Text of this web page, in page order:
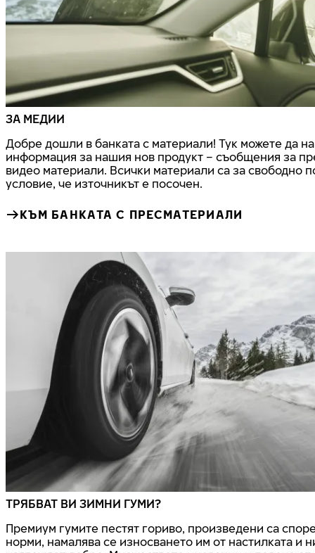
ЗА МЕДИИ
Добре дошли в банката с материали! Тук можете да
информация за нашия нов продукт – съобщения за
видео материали. Всички материали са за свободно
условие, че източникът е посочен.
КЪМ БАНКАТА С ПРЕСМАТЕРИАЛИ
ТРЯБВАТ ВИ ЗИМНИ ГУМИ?
Премиум гумите пестят гориво, произведени са
норми, намалява се износването им от настилката и